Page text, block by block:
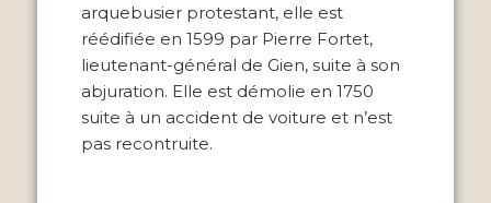
arquebusier protestant, elle est
réédifiée en 1599 par Pierre Fortet,
lieutenant-général de Gien, suite à son
abjuration. Elle est démolie en 1750
suite à un accident de voiture et n’est
pas recontruite.